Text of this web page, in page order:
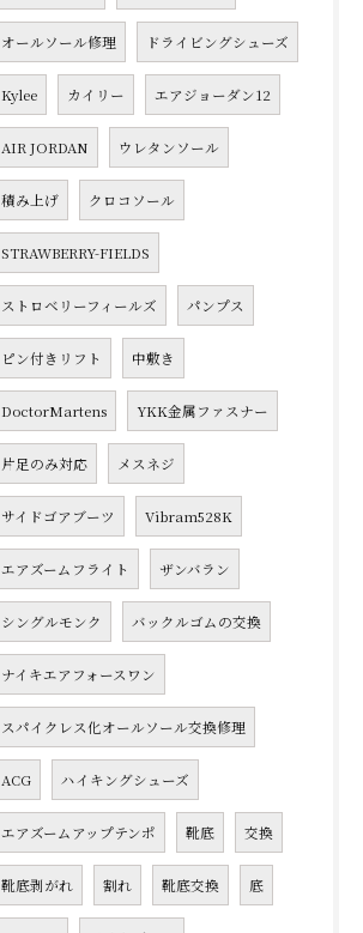
オールソール修理 ドライビングシューズ
Kylee カイリー エアジョーダン12
AIR JORDAN ウレタンソール
積み上げ クロコソール
STRAWBERRY-FIELDS
ストロベリーフィールズ パンプス
ピン付きリフト 中敷き
DoctorMartens YKK金属ファスナー
片足のみ対応 メスネジ
サイドゴアブーツ Vibram528K
エアズームフライト ザンバラン
シングルモンク バックルゴムの交換
ナイキエアフォースワン
スパイクレス化オールソール交換修理
ACG ハイキングシューズ
エアズームアップテンポ 靴底 交換
靴底剥がれ 割れ 靴底交換 底